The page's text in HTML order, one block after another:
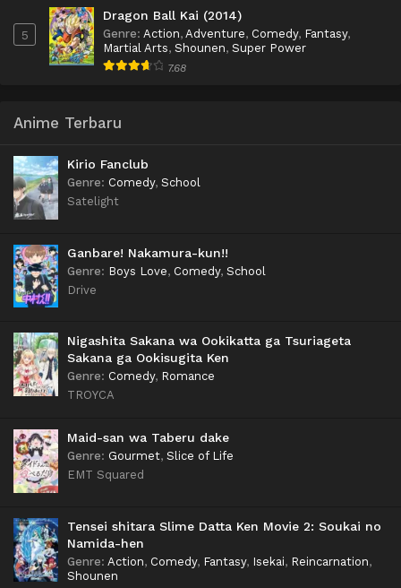
5
Dragon Ball Kai (2014)
Genre: Action, Adventure, Comedy, Fantasy,
Martial Arts, Shounen, Super Power
7.68
Anime Terbaru
Kirio Fanclub
Genre: Comedy, School
Satelight
Ganbare! Nakamura-kun!!
Genre: Boys Love, Comedy, School
Drive
Nigashita Sakana wa Ookikatta ga Tsuriageta
Sakana ga Ookisugita Ken
Genre: Comedy, Romance
TROYCA
Maid-san wa Taberu dake
Genre: Gourmet, Slice of Life
EMT Squared
Tensei shitara Slime Datta Ken Movie 2: Soukai no
Namida-hen
Genre: Action, Comedy, Fantasy, Isekai, Reincarnation,
Shounen